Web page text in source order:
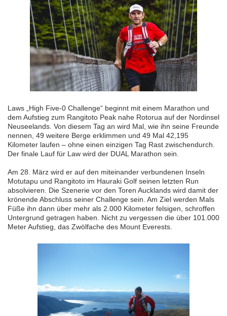
Laws „High Five-0 Challenge“ beginnt mit einem Marathon und
dem Aufstieg zum Rangitoto Peak nahe Rotorua auf der Nordinsel
Neuseelands. Von diesem Tag an wird Mal, wie ihn seine Freunde
nennen, 49 weitere Berge erklimmen und 49 Mal 42,195
Kilometer laufen – ohne einen einzigen Tag Rast zwischendurch.
Der finale Lauf für Law wird der DUAL Marathon sein.
Am 28. März wird er auf den miteinander verbundenen Inseln
Motutapu und Rangitoto im Hauraki Golf seinen letzten Run
absolvieren. Die Szenerie vor den Toren Aucklands wird damit der
krönende Abschluss seiner Challenge sein. Am Ziel werden Mals
Füße ihn dann über mehr als 2.000 Kilometer felsigen, schroffen
Untergrund getragen haben. Nicht zu vergessen die über 101.000
Meter Aufstieg, das Zwölfache des Mount Everests.